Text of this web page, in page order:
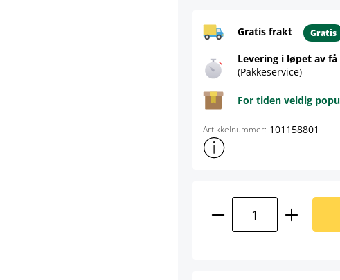
Gratis frakt Gratis
Levering i løpet av
(Pakkeservice)
For tiden veldig
Artikkelnummer: 101158801
Vis mer produktinformasjon